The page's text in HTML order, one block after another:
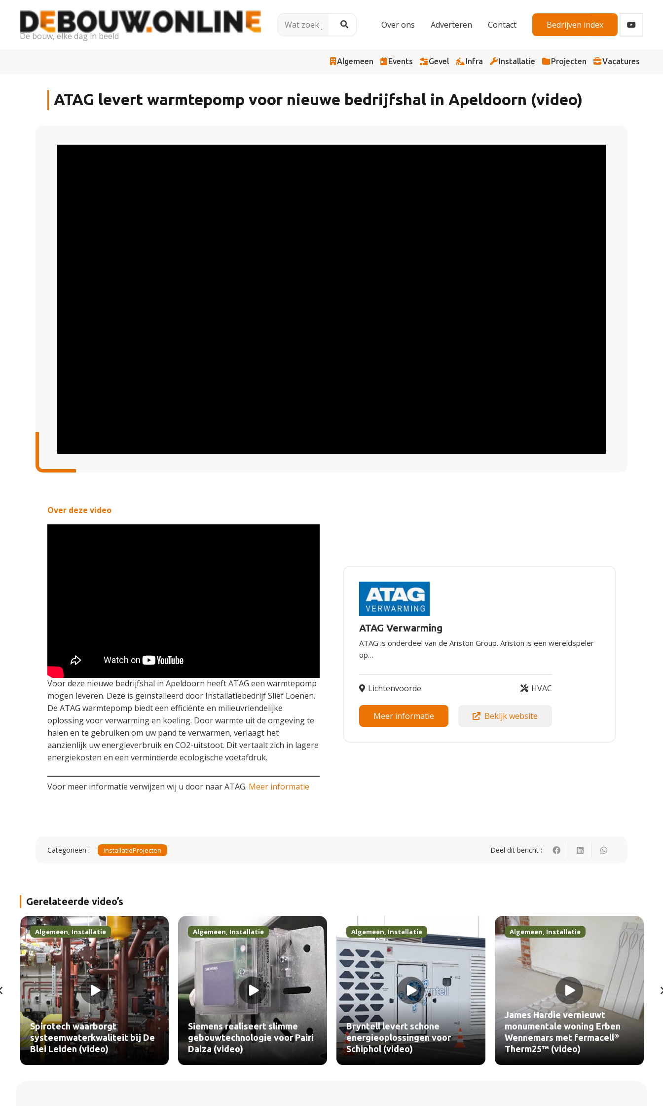
De bouw, elke dag in beeld
Over ons Adverteren Contact Bedrijven index
Algemeen Events Gevel Infra Installatie Projecten Vacatures
ATAG levert warmtepomp voor nieuwe bedrijfshal in Apeldoorn (video)
Over deze video
Voor deze nieuwe bedrijfshal in Apeldoorn heeft ATAG een warmtepomp
mogen leveren. Deze is geïnstalleerd door Installatiebedrijf Slief Loenen.
De ATAG warmtepomp biedt een efficiënte en milieuvriendelijke
oplossing voor verwarming en koeling. Door warmte uit de omgeving te
halen en te gebruiken om uw pand te verwarmen, verlaagt het
aanzienlijk uw energieverbruik en CO2-uitstoot. Dit vertaalt zich in lagere
energiekosten en een verminderde ecologische voetafdruk.
Voor meer informatie verwijzen wij u door naar ATAG. Meer informatie
ATAG Verwarming
ATAG is onderdeel van de Ariston Group. Ariston is een wereldspeler
op…
Lichtenvoorde HVAC
Meer informatie Bekijk website
Categorieën : InstallatieProjecten Deel dit bericht :
Gerelateerde video’s
Algemeen, Installatie
Spirotech waarborgt
systeemwaterkwaliteit bij De
Blei Leiden (video)
Algemeen, Installatie
Siemens realiseert slimme
gebouwtechnologie voor Pairi
Daiza (video)
Algemeen, Installatie
Bryntell levert schone
energieoplossingen voor
Schiphol (video)
Algemeen, Installatie
James Hardie vernieuwt
monumentale woning Erben
Wennemars met fermacell®
Therm25™ (video)